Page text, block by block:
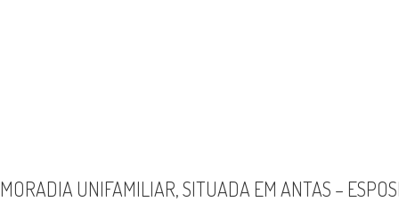
MORADIA UNIFAMILIAR, SITUADA EM ANTAS –